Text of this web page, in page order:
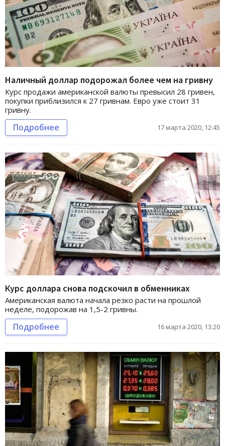
Наличный доллар подорожал более чем на гривну
Курс продажи американской валюты превысил 28 гривен,
покупки приблизился к 27 гривнам. Евро уже стоит 31
гривну.
Подробнее 17 марта 2020, 12:45
Курс доллара снова подскочил в обменниках
Американская валюта начала резко расти на прошлой
неделе, подорожав на 1,5-2 гривны.
Подробнее 16 марта 2020, 13:20